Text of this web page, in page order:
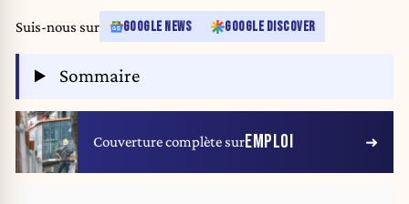
Suis-nous sur GOOGLE NEWS GOOGLE DISCOVER
Sommaire
Couverture complète surEMPLOI